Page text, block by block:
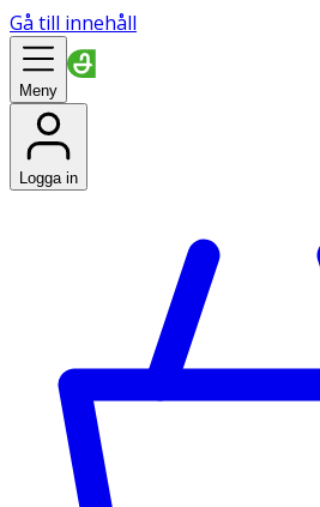
Gå till innehåll
Meny
Logga in